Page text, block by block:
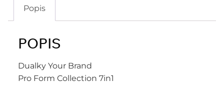
Popis
POPIS
Dualky Your Brand
Pro Form Collection 7in1